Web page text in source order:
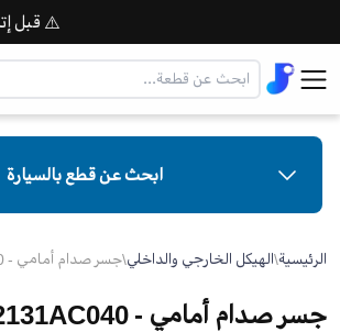
⚠️ قبل
ابحث عن قطع بالسيارة
الرئيسية\الهيكل الخارجي والداخلي\جسر صدام أمامي - 52131AC040
جسر صدام أمامي - 52131AC040